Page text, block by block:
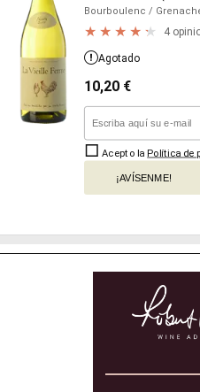
Bourboulenc /
4
Agotado
10,20 €
Acepto la Política de
¡AVÍSENME!